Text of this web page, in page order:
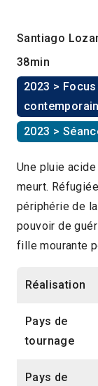
Santiago
38min
2023 >
contemporain
2023 >
Une pluie
meurt.
périphérie de
pouvoir de
fille mourante
Réalisation
Pays de
tournage
Pays de